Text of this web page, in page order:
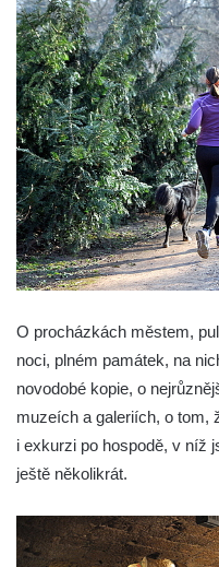
O procházkách městem,
noci, plném památek, na
novodobé kopie, o
muzeích a galeriích, o tom,
i exkurzi po hospodě, v níž
ještě několikrát.